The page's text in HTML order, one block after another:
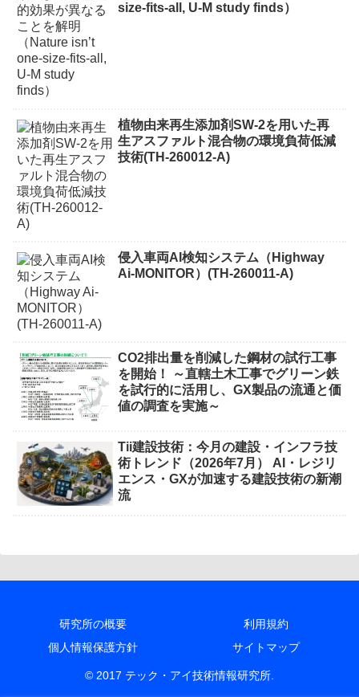
size-fits-all, U-M study finds）
植物由来再生添加剤SW-2を用いた再
生アスファルト混合物の環境負荷低減
技術(TH-260012-A)
侵入車両AI検知システム（Highway
Ai-MONITOR）(TH-260011-A)
CO2排出量を削減した鋼材の試行工事
を開始！ ～直轄土木工事でグリーン鉄
を試行的に活用し、GX製品の流通と価
値の調査を実施～
Tii建設技術：今月の建設・インフラ技
術トレンド（2026年7月） AI・レジリ
エンス・GXが加速する建設技術の新潮
流
研究所の概要
利用規約
個人情報保護方針
サイトマップ
© 2017 テック・アイ技術情報研究所.